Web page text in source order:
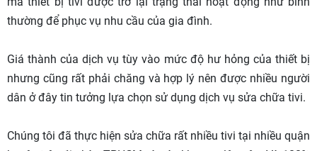
thường để phục vụ nhu cầu của gia đình.
Giá thành của dịch vụ tùy vào mức độ hư hỏng của thiết bị
nhưng cũng rất phải chăng và hợp lý nên được nhiều người
dân ở đây tin tưởng lựa chọn sử dụng dịch vụ sửa chữa tivi.
Chúng tôi đã thực hiện sửa chữa rất nhiều tivi tại nhiều quận